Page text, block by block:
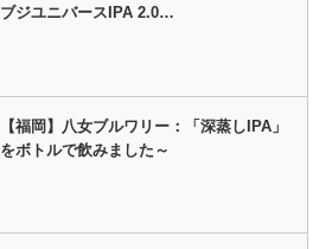
ブジユニバースIPA 2.0…
【福岡】八女ブルワリー：「深蒸しIPA」
をボトルで飲みました～